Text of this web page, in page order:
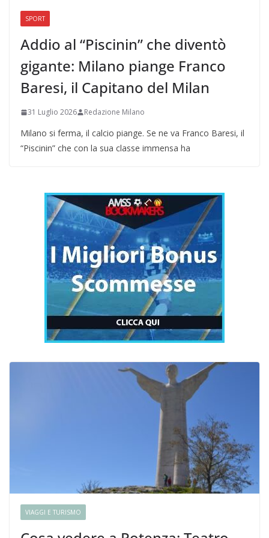
SPORT
Addio al “Piscinin” che diventò
gigante: Milano piange Franco
Baresi, il Capitano del Milan
31 Luglio 2026 Redazione Milano
Milano si ferma, il calcio piange. Se ne va Franco Baresi, il
“Piscinin” che con la sua classe immensa ha
VIAGGI E TURISMO